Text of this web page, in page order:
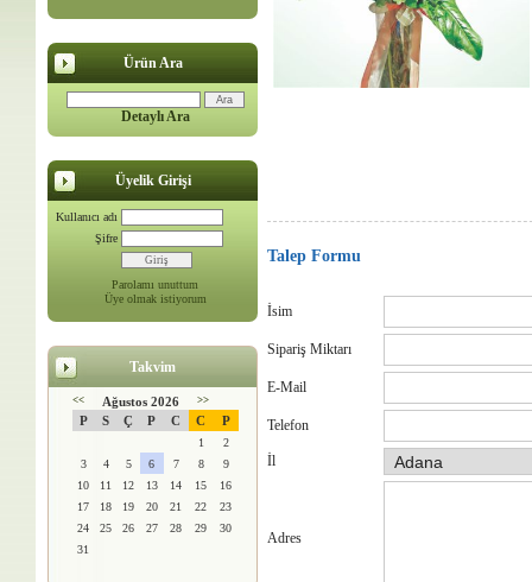
Ürün Ara
Detaylı Ara
Üyelik Girişi
Kullanıcı adı
Şifre
Parolamı unuttum
Üye olmak istiyorum
Takvim
<< Ağustos 2026 >>
P S Ç P C C P
1
2
3
4 5 6 7 8
9
10
11 12 13 14 15
16
17
18 19 20 21 22
23
24
25 26 27 28 29
30
31
Talep Formu
İsim
Sipariş Miktarı
E-Mail
Telefon
İl
Adres